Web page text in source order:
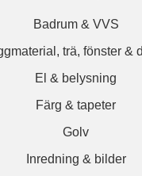
Badrum & VVS
trä, fönster &
El & belysning
Färg & tapeter
Golv
Inredning & bilder